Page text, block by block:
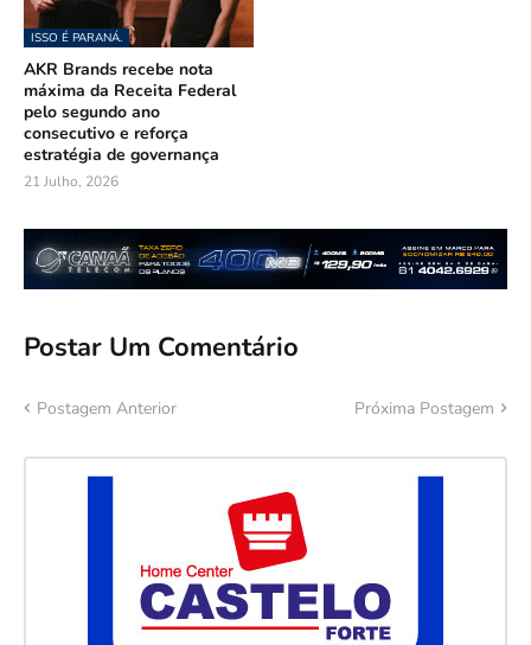
ISSO É PARANÁ.
AKR Brands recebe nota
máxima da Receita Federal
pelo segundo ano
consecutivo e reforça
estratégia de governança
21 Julho, 2026
Postar Um Comentário
Postagem Anterior Próxima Postagem